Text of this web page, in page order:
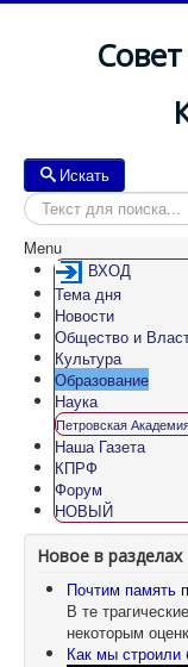
Искать
Menu
ВХОД
Тема дня
Новости
Общество и
Культура
Образование
Наука
Петровская
Наша Газета
КПРФ
Форум
НОВЫЙ
Новое в
Почтим память
В те
некоторым
Как мы строили